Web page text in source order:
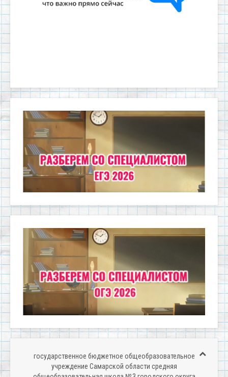
государственное бюджетное общеобразовательное
учреждение Самарской области средняя